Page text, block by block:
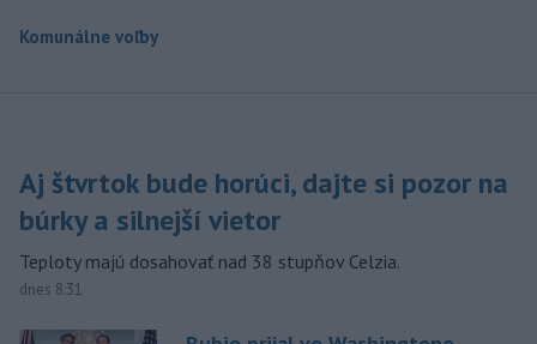
Komunálne voľby
Aj štvrtok bude horúci, dajte si pozor na
búrky a silnejší vietor
Teploty majú dosahovať nad 38 stupňov Celzia.
dnes 8:31